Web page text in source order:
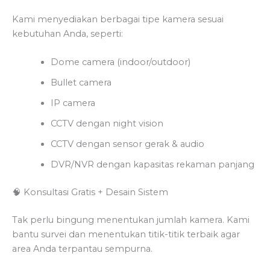
Kami menyediakan berbagai tipe kamera sesuai
kebutuhan Anda, seperti:
Dome camera (indoor/outdoor)
Bullet camera
IP camera
CCTV dengan night vision
CCTV dengan sensor gerak & audio
DVR/NVR dengan kapasitas rekaman panjang
🧠 Konsultasi Gratis + Desain Sistem
Tak perlu bingung menentukan jumlah kamera. Kami
bantu survei dan menentukan titik-titik terbaik agar
area Anda terpantau sempurna.